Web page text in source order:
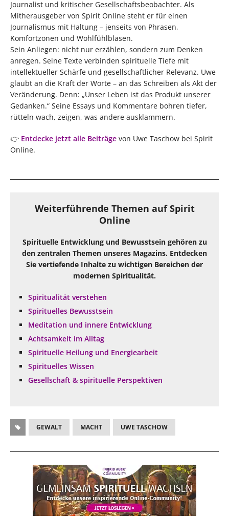
Journalist und kritischer Gesellschaftsbeobachter. Als
Mitherausgeber von Spirit Online steht er für einen
Journalismus mit Haltung – jenseits von Phrasen,
Komfortzonen und Wohlfühlblasen.
Sein Anliegen: nicht nur erzählen, sondern zum Denken
anregen. Seine Texte verbinden spirituelle Tiefe mit
intellektueller Schärfe und gesellschaftlicher Relevanz. Uwe
glaubt an die Kraft der Worte – an das Schreiben als Akt der
Veränderung. Denn: „Unser Leben ist das Produkt unserer
Gedanken.“ Seine Essays und Kommentare bohren tiefer,
rütteln wach, zeigen, was andere ausklammern.
👉 Entdecke jetzt alle Beiträge von Uwe Taschow bei Spirit
Online.
Weiterführende Themen auf Spirit
Online
Spirituelle Entwicklung und Bewusstsein gehören zu
den zentralen Themen unseres Magazins. Entdecken
Sie vertiefende Inhalte zu wichtigen Bereichen der
modernen Spiritualität.
Spiritualität verstehen
Spirituelles Bewusstsein
Meditation und innere Entwicklung
Achtsamkeit im Alltag
Spirituelle Heilung und Energiearbeit
Spirituelles Wissen
Gesellschaft & spirituelle Perspektiven
GEWALT MACHT UWE TASCHOW